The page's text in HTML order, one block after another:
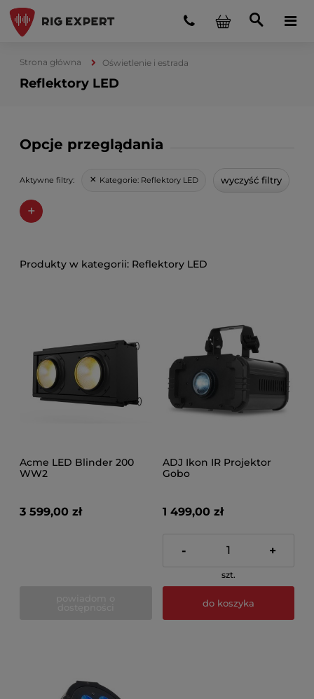
Strona główna Oświetlenie i estrada
Reflektory LED
Opcje przeglądania
Aktywne filtry: Kategorie: Reflektory LED wyczyść filtry
+
Reflektory LED
Acme LED Blinder 200
WW2
3 599,00 zł
ADJ Ikon IR Projektor
Gobo
1 499,00 zł
- +
szt.
do koszyka